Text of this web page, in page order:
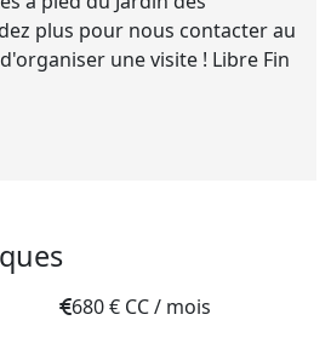
plus pour nous contacter au
une visite ! Libre Fin
680 € CC / mois